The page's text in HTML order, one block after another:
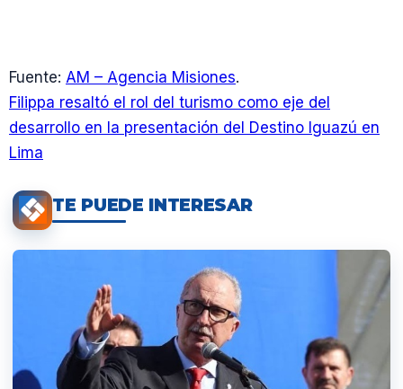
Fuente: AM – Agencia Misiones.
Filippa resaltó el rol del turismo como eje del
desarrollo en la presentación del Destino Iguazú en
Lima
TE PUEDE INTERESAR